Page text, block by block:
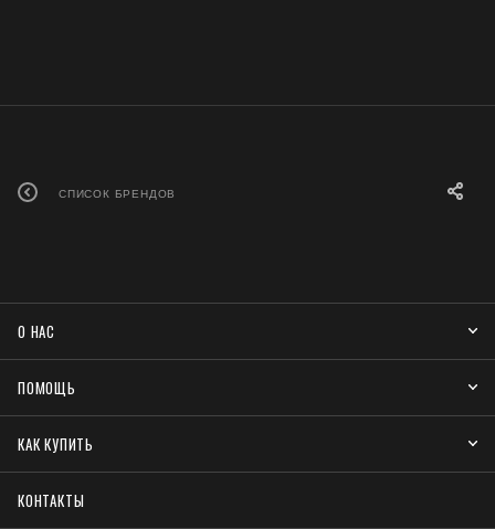
СПИСОК БРЕНДОВ
О НАС
ПОМОЩЬ
КАК КУПИТЬ
КОНТАКТЫ